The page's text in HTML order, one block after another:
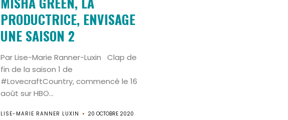
PRODUCTRICE, ENVISAGE
UNE SAISON 2
Par Lise-Marie Ranner-Luxin Clap de
fin de la saison 1 de
#LovecraftCountry, commencé le 16
août sur HBO...
LISE-MARIE RANNER LUXIN 20 OCTOBRE 2020